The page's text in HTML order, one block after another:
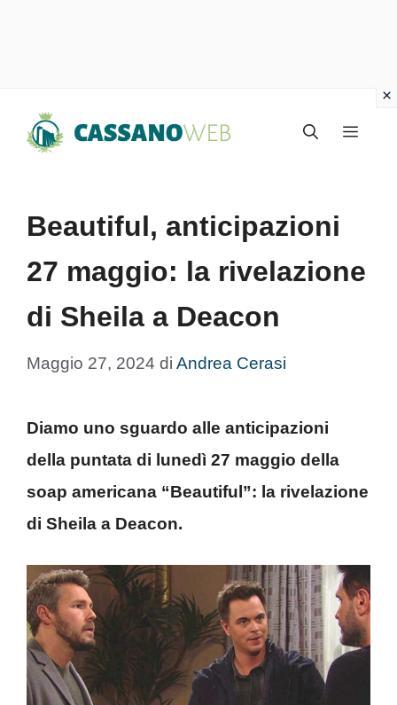
Menu
Beautiful, anticipazioni
27 maggio: la rivelazione
di Sheila a Deacon
Maggio 27, 2024 di Andrea Cerasi
Diamo uno sguardo alle anticipazioni
della puntata di lunedì 27 maggio della
soap americana “Beautiful”: la rivelazione
di Sheila a Deacon.